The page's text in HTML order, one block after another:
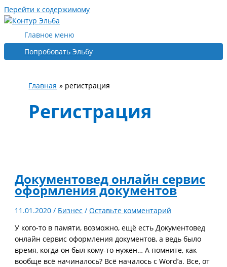
Перейти к содержимому
Главное меню
Попробовать Эльбу
Главная регистрация
Регистрация
Документовед онлайн сервис
оформления документов
11.01.2020/ Бизнес /Оставьте комментарий
У кого-то в памяти, возможно, ещё есть Документовед
онлайн сервис оформления документов, а ведь было
время, когда он был кому-то нужен… А помните, как
вообще всё начиналось? Всё началось с Word’а. Все, от